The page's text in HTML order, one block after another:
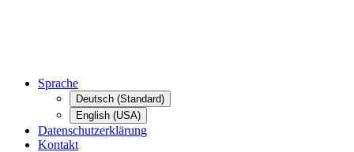
Sprache
Deutsch (Standard)
English (USA)
Datenschutzerklärung
Kontakt